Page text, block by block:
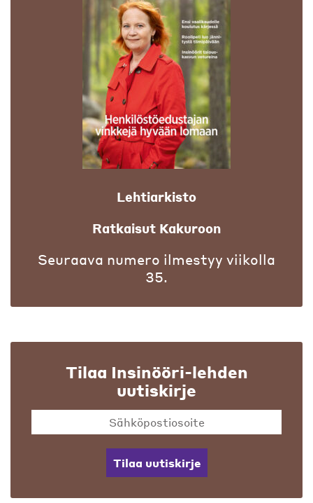
Lehtiarkisto
Ratkaisut Kakuroon
Seuraava numero ilmestyy viikolla
35.
Tilaa Insinööri-lehden
uutiskirje
Tilaa uutiskirje